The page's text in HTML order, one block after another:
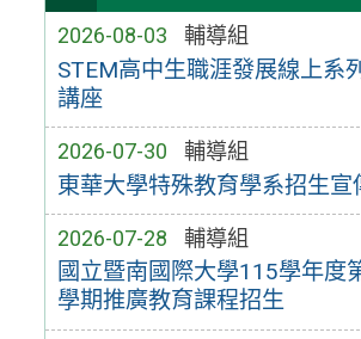
2026-08-03 輔導組
STEM高中生職涯發展線上系列
講座
2026-07-30 輔導組
東華大學特殊教育學系招生宣
2026-07-28 輔導組
國立暨南國際大學115學年度
學期推廣教育課程招生